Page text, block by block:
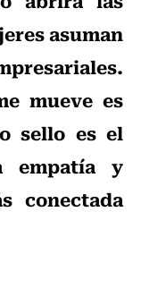
asuman
mueve es
sello es el
empatía y
conectada